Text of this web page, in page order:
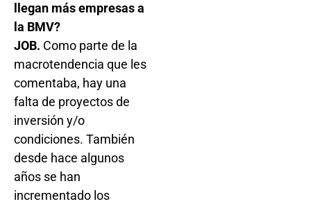
llegan más empresas a
la BMV?
JOB. Como parte de la
macrotendencia que les
comentaba, hay una
falta de proyectos de
inversión y/o
condiciones. También
desde hace algunos
años se han
incrementado los